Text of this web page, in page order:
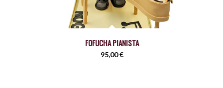
FOFUCHA PIANISTA
95,00€